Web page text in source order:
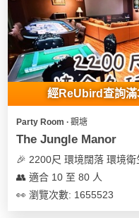
經ReUbird查詢
Party Room ∙ 觀塘
The Jungle Manor
🎉 2200尺 環境闊落 環境衛
👥 適合 10 至 80 人
👀 瀏覽次數: 1655523